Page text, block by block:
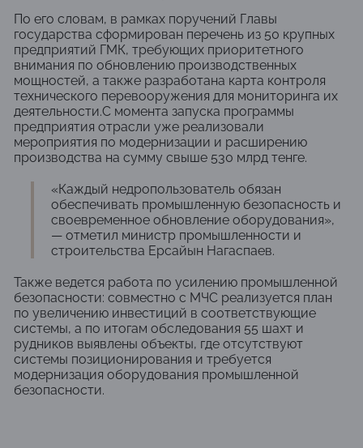
По его словам, в рамках поручений Главы
государства сформирован перечень из 50 крупных
предприятий ГМК, требующих приоритетного
внимания по обновлению производственных
мощностей, а также разработана карта контроля
технического перевооружения для мониторинга их
деятельности.С момента запуска программы
предприятия отрасли уже реализовали
мероприятия по модернизации и расширению
производства на сумму свыше 530 млрд тенге.
«Каждый недропользователь обязан
обеспечивать промышленную безопасность и
своевременное обновление оборудования»,
— отметил министр промышленности и
строительства Ерсайын Нагаспаев.
Также ведется работа по усилению промышленной
безопасности: совместно с МЧС реализуется план
по увеличению инвестиций в соответствующие
системы, а по итогам обследования 55 шахт и
рудников выявлены объекты, где отсутствуют
системы позиционирования и требуется
модернизация оборудования промышленной
безопасности.